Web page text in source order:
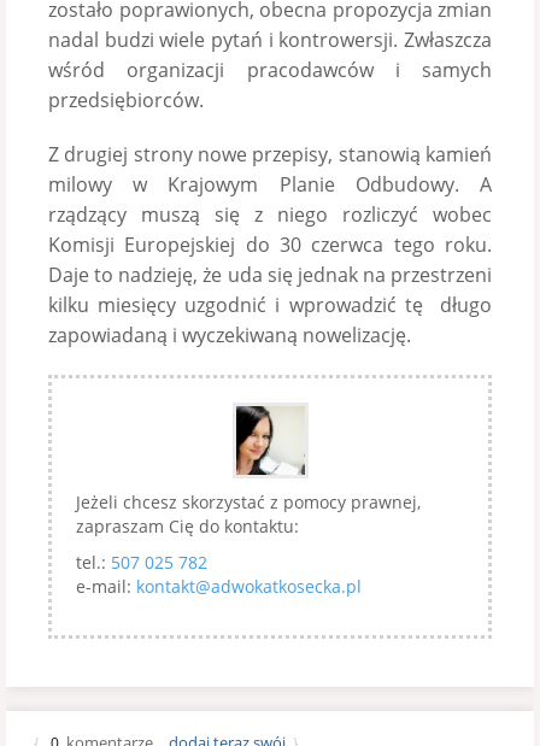
zostało poprawionych, obecna propozycja zmian
nadal budzi wiele pytań i kontrowersji. Zwłaszcza
wśród organizacji pracodawców i samych
przedsiębiorców.
Z drugiej strony nowe przepisy, stanowią kamień
milowy w Krajowym Planie Odbudowy. A
rządzący muszą się z niego rozliczyć wobec
Komisji Europejskiej do 30 czerwca tego roku.
Daje to nadzieję, że uda się jednak na przestrzeni
kilku miesięcy uzgodnić i wprowadzić tę długo
zapowiadaną i wyczekiwaną nowelizację.
Jeżeli chcesz skorzystać z pomocy prawnej,
zapraszam Cię do kontaktu:
tel.: 507 025 782
e-mail: kontakt@adwokatkosecka.pl